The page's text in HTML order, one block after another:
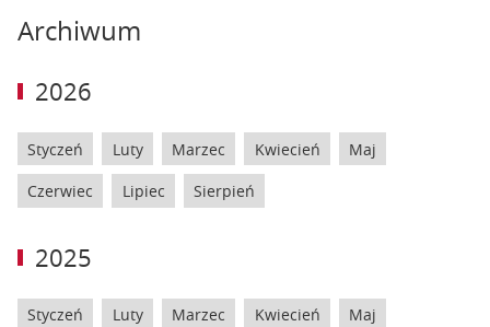
będzie w stanie zrealizować.
Archiwum
2026
Styczeń Luty Marzec Kwiecień Maj
Czerwiec Lipiec Sierpień
2025
Styczeń Luty Marzec Kwiecień Maj